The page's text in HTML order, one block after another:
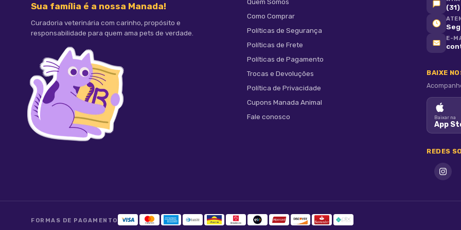
Elimina pulgas e carrapatos com ação rápida;
Proteção eficaz por até 45 dias;
Comprimido palatável, fácil de administrar;
Indicado para cães de grande porte (40,1 a 56 kg).
Sua família é a nossa Manada!
Curadoria veterinária com carinho, propósito e
responsabilidade para quem ama pets de verdade.
Como Comprar
Políticas de Segurança
Políticas de Frete
Políticas de Pagamento
Trocas e Devoluções
Política de Privacidade
Cupons Manada Animal
Fale conosco
Seg
E-
BAIXE
Baixar na
App
REDES
FORMAS DE PAGAMENTO